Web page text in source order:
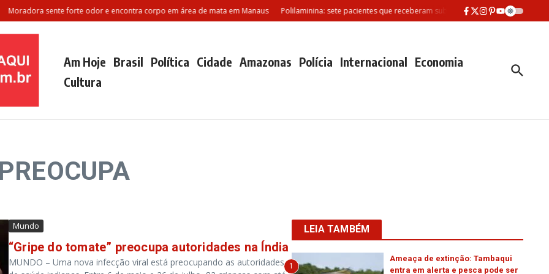
Moradora sente forte odor e encontra corpo em área de mata em Manaus Polilaminina: sete pacientes que receberam substância morreram desde
Am Hoje Brasil Política Cidade Amazonas Polícia Internacional Economia
Cultura
Mundo
“Gripe do tomate” preocupa autoridades na Índia
MUNDO – Uma nova infecção viral está preocupando as autoridades
LEIA TAMBÉM
1
Ameaça de extinção: Tambaqui
entra em alerta e pesca pode ser